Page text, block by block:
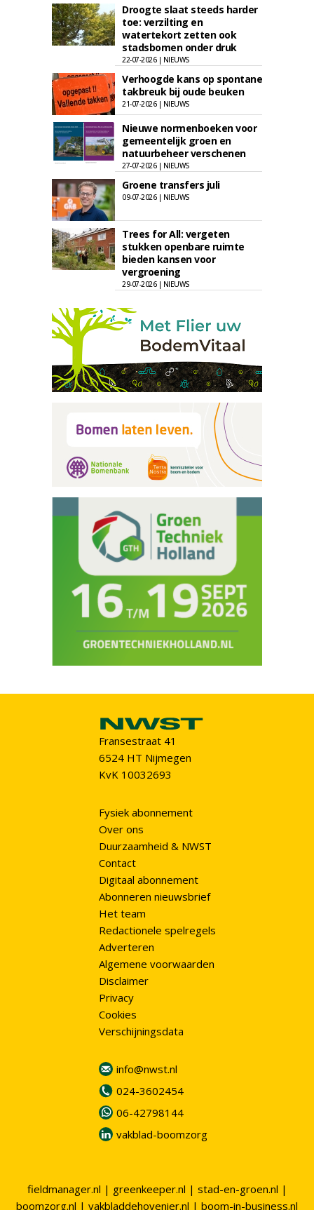
Droogte slaat steeds harder
toe: verzilting en
watertekort zetten ook
stadsbomen onder druk
22-07-2026 | NIEUWS
Verhoogde kans op spontane
takbreuk bij oude beuken
21-07-2026 | NIEUWS
Nieuwe normenboeken voor
gemeentelijk groen en
natuurbeheer verschenen
27-07-2026 | NIEUWS
Groene transfers juli
09-07-2026 | NIEUWS
Trees for All: vergeten
stukken openbare ruimte
bieden kansen voor
vergroening
29-07-2026 | NIEUWS
Fransestraat 41
6524 HT Nijmegen
KvK 10032693
Fysiek abonnement
Over ons
Duurzaamheid & NWST
Contact
Digitaal abonnement
Abonneren nieuwsbrief
Het team
Redactionele spelregels
Adverteren
Algemene voorwaarden
Disclaimer
Privacy
Cookies
Verschijningsdata
info@nwst.nl
024-3602454
06-42798144
vakblad-boomzorg
fieldmanager.nl | greenkeeper.nl | stad-en-groen.nl |
boomzorg.nl | vakbladdehovenier.nl | boom-in-business.nl